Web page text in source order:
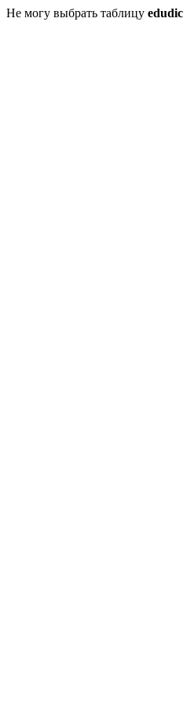
Не могу выбрать таблицу edudic